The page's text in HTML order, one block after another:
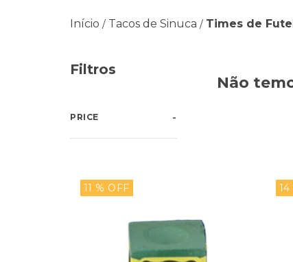
Início / Tacos de Sinuca / Times de
Filtros
PRICE
Não
11 % OFF 14